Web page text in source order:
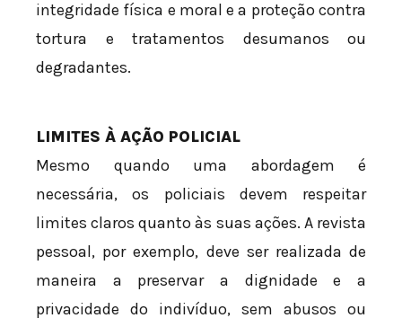
integridade física e moral e a proteção contra
tortura e tratamentos desumanos ou
degradantes.
LIMITES À AÇÃO POLICIAL
Mesmo quando uma abordagem é
necessária, os policiais devem respeitar
limites claros quanto às suas ações. A revista
pessoal, por exemplo, deve ser realizada de
maneira a preservar a dignidade e a
privacidade do indivíduo, sem abusos ou